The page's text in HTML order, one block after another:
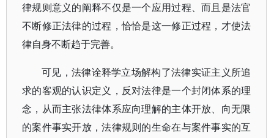
律规则意义的阐释不仅是一个应用过程、而且是法官
不断修正法律的过程，恰恰是这一修正过程，才使法
律自身不断趋于完善。
可见，法律诠释学立场解构了法律实证主义所追
求的客观的认识定义，反对法律是一个封闭体系的理
念，从而主张法律体系应向理解的主体开放、向无限
的案件事实开放，法律规则的生命在与案件事实的互